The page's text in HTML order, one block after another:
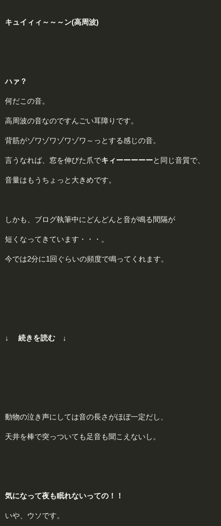
キュイィィ～～～ン(高周波)
ハァ？
何だこの音。
高周波の音なのですんごい耳障りです。
背筋がゾワゾワゾワゾワ～っとする感じの音。
言うなれば、窓を伸びた爪でキィーーーーーと同じ音質で、
音量はもうちょっと大きめです。
しかも、ブログ執筆中にどんどんと音が鳴る間隔が
短くなってきています・・・。
今では2分に1回ぐらいの頻度で鳴ってくれます。
↓ 続きを読む ↓
動物の泣き声にしては音の長さがほぼ一定だし、
天井を棒で突っついても足音も聞こえないし。
気になって夜も眠れないっての！！
いや、ウソです。